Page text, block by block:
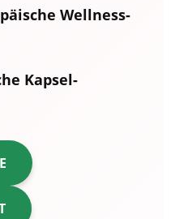
Wellness-
Kapsel-